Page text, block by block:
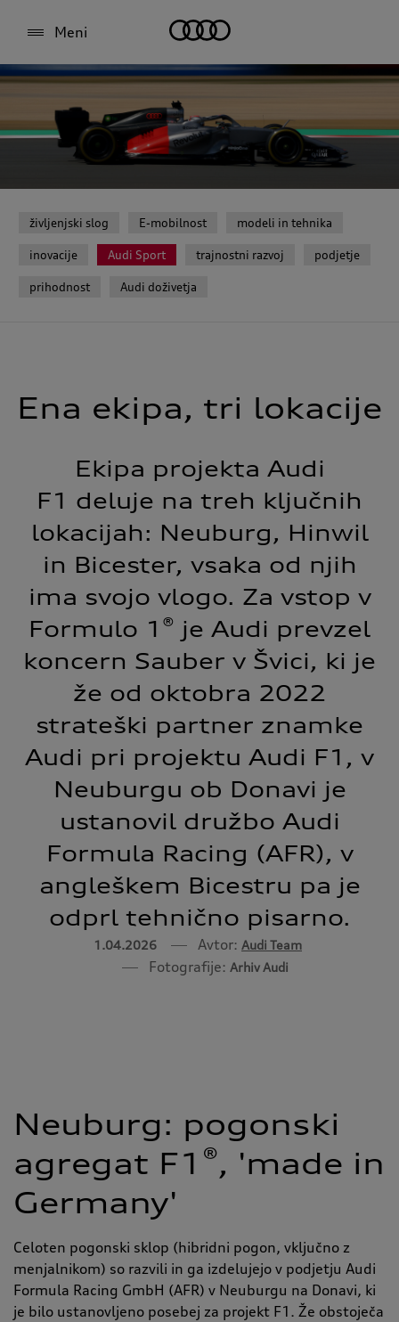
Meni
življenjski slog E-mobilnost modeli in tehnika
inovacije Audi Sport trajnostni razvoj podjetje
prihodnost Audi doživetja
Ena ekipa, tri lokacije
Ekipa projekta Audi
F1 deluje na treh ključnih
lokacijah: Neuburg, Hinwil
in Bicester, vsaka od njih
ima svojo vlogo. Za vstop v
Formulo 1 ® je Audi prevzel
koncern Sauber v Švici, ki je
že od oktobra 2022
strateški partner znamke
Audi pri projektu Audi F1, v
Neuburgu ob Donavi je
ustanovil družbo Audi
Formula Racing (AFR), v
angleškem Bicestru pa je
odprl tehnično pisarno.
1.04.2026 Avtor: Audi Team
Fotografije: Arhiv Audi
Neuburg: pogonski
agregat F1 ®, 'made in
Germany'
Celoten pogonski sklop (hibridni pogon, vključno z
menjalnikom) so razvili in ga izdelujejo v podjetju Audi
Formula Racing GmbH (AFR) v Neuburgu na Donavi, ki
je bilo ustanovljeno posebej za projekt F1. Že obstoječa